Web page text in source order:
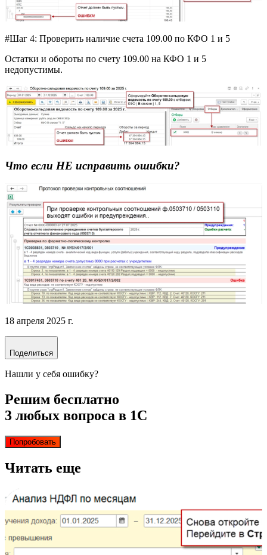
#Шаг 4: Проверить наличие счета 109.00 по КФО 1 и 5
Остатки и обороты по счету 109.00 на КФО 1 и 5
недопустимы.
Что если НЕ исправить ошибки?
18 апреля 2025 г.
Поделиться
Нашли у себя ошибку?
Решим бесплатно
3 любых вопроса в 1С
Попробовать
Читать еще